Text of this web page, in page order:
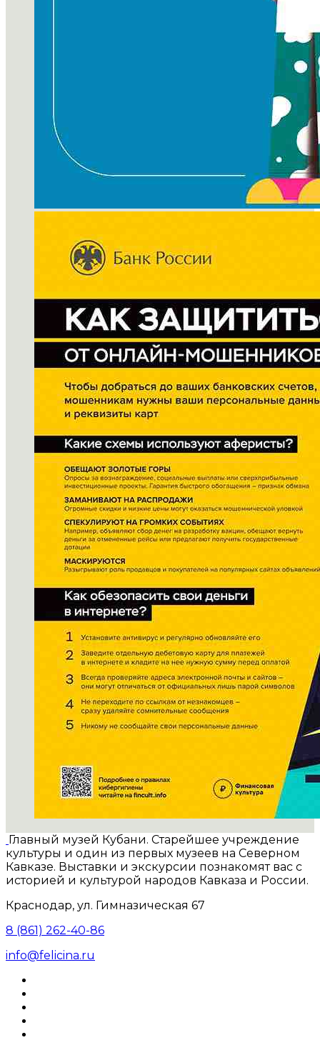
Главный музей Кубани. Старейшее учреждение
культуры и один из первых музеев на Северном
Кавказе. Выставки и экскурсии познакомят вас с
историей и культурой народов Кавказа и России.
Краснодар, ул. Гимназическая 67
8 (861) 262-40-86
info@felicina.ru